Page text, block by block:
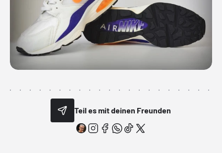
Teil es mit deinen Freunden